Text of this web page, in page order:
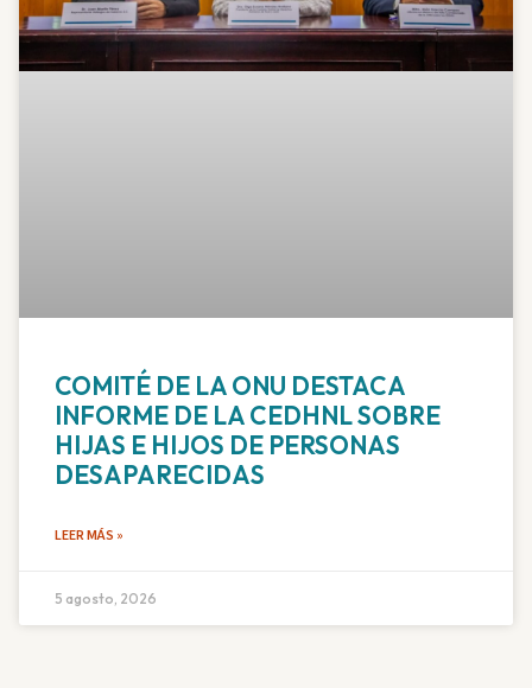
COMITÉ DE LA ONU DESTACA
INFORME DE LA CEDHNL SOBRE
HIJAS E HIJOS DE PERSONAS
DESAPARECIDAS
LEER MÁS »
5 agosto, 2026